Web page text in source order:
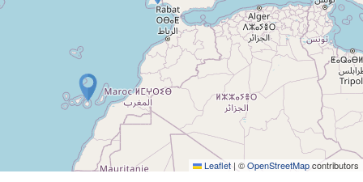
Leaflet | ©OpenStreetMapcontributors